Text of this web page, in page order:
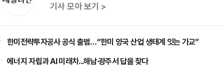
기사 모아 보기 >
한미전략투자공사 공식 출범…“한미 양국 산업 생태계 잇는 가교”
에너지 자립과 AI 미래차...해남·광주서 답을 찾다